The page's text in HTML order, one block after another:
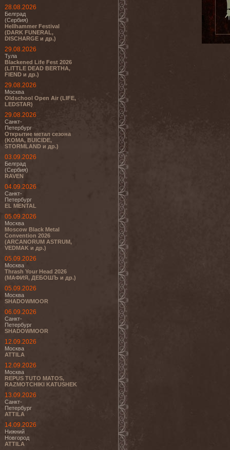
28.08.2026
Белград
(Сербия)
Hellhammer Festival
(DARK FUNERAL,
DISCHARGE и др.)
29.08.2026
Тула
Blackened Life Fest 2026
(LITTLE DEAD BERTHA,
FIEND и др.)
29.08.2026
Москва
Oldschool Open Air (LIFE,
LEDSTAR)
29.08.2026
Санкт-
Петербург
Открытие метал сезона
(KOMA, BUICIDE,
STORMLAND и др.)
03.09.2026
Белград
(Сербия)
RAVEN
04.09.2026
Санкт-
Петербург
EL MENTAL
05.09.2026
Москва
Moscow Black Metal
Convention 2026
(ARCANORUM ASTRUM,
VEDMAK и др.)
05.09.2026
Москва
Thrash Your Head 2026
(МАФИЯ, ДЕБОШЪ и др.)
05.09.2026
Москва
SHADOWMOOR
06.09.2026
Санкт-
Петербург
SHADOWMOOR
12.09.2026
Москва
ATTILA
12.09.2026
Москва
REPUS TUTO MATOS,
RAZMOTCHIKI KATUSHEK
13.09.2026
Санкт-
Петербург
ATTILA
14.09.2026
Нижний
Новгород
ATTILA